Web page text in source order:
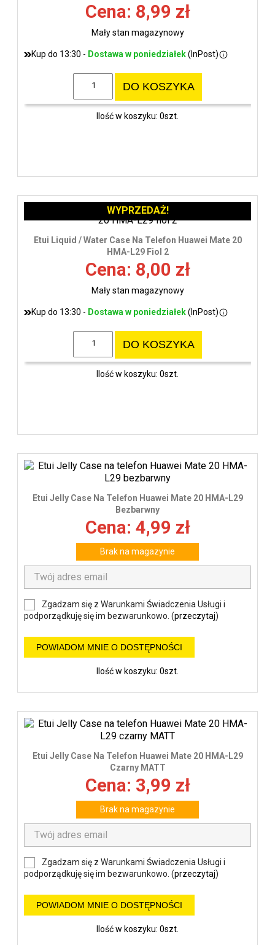
Cena: 8,99 zł
Mały stan magazynowy
Kup do 13:30 - Dostawa w poniedziałek(InPost)
DO KOSZYKA
Ilość w koszyku: 0szt.
Etui Liquid / Water Case Na Telefon Huawei Mate 20
HMA-L29 Fiol 2
Cena: 8,00 zł
Mały stan magazynowy
Kup do 13:30 - Dostawa w poniedziałek(InPost)
DO KOSZYKA
Ilość w koszyku: 0szt.
WYPRZEDAŻ!
Etui Jelly Case Na Telefon Huawei Mate 20 HMA-L29
Bezbarwny
Cena: 4,99 zł
Brak na magazynie
Zgadzam się z Warunkami Świadczenia Usługi i
podporządkuję się im bezwarunkowo. (przeczytaj)
POWIADOM MNIE O DOSTĘPNOŚCI
Ilość w koszyku: 0szt.
Etui Jelly Case Na Telefon Huawei Mate 20 HMA-L29
Czarny MATT
Cena: 3,99 zł
Brak na magazynie
Zgadzam się z Warunkami Świadczenia Usługi i
podporządkuję się im bezwarunkowo. (przeczytaj)
POWIADOM MNIE O DOSTĘPNOŚCI
Ilość w koszyku: 0szt.